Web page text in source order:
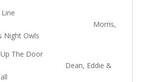
Night Owls
The Door
Eddie &